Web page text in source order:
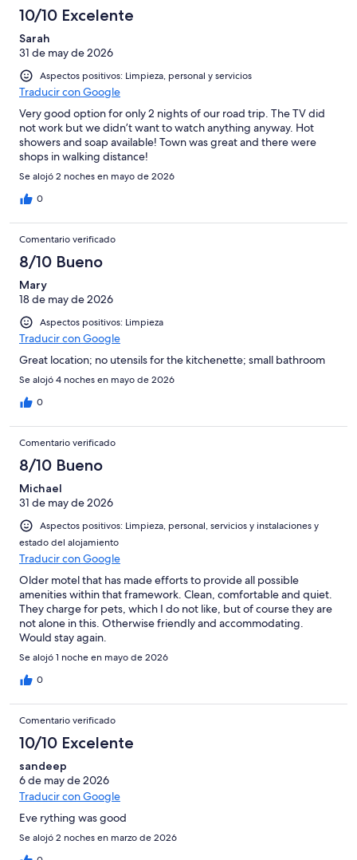
10/10 Excelente
Sarah
31 de may de 2026
Aspectos positivos: Limpieza, personal y servicios
Traducir con Google
Very good option for only 2 nights of our road trip. The TV did
not work but we didn’t want to watch anything anyway. Hot
showers and soap available! Town was great and there were
shops in walking distance!
Se alojó 2 noches en mayo de 2026
0
Comentario verificado
8/10 Bueno
Mary
18 de may de 2026
Aspectos positivos: Limpieza
Traducir con Google
Great location; no utensils for the kitchenette; small bathroom
Se alojó 4 noches en mayo de 2026
0
Comentario verificado
8/10 Bueno
Michael
31 de may de 2026
Aspectos positivos: Limpieza, personal, servicios y instalaciones y
estado del alojamiento
Traducir con Google
Older motel that has made efforts to provide all possible
amenities within that framework. Clean, comfortable and quiet.
They charge for pets, which I do not like, but of course they are
not alone in this. Otherwise friendly and accommodating.
Would stay again.
Se alojó 1 noche en mayo de 2026
0
Comentario verificado
10/10 Excelente
sandeep
6 de may de 2026
Traducir con Google
Eve rything was good
Se alojó 2 noches en marzo de 2026